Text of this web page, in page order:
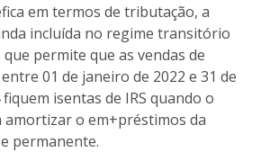
em termos de tributação, a
incluída no regime transitório
permite que as vendas de
01 de janeiro de 2022 e 31 de
isentas de IRS quando o
amortizar o em+préstimos da
permanente.